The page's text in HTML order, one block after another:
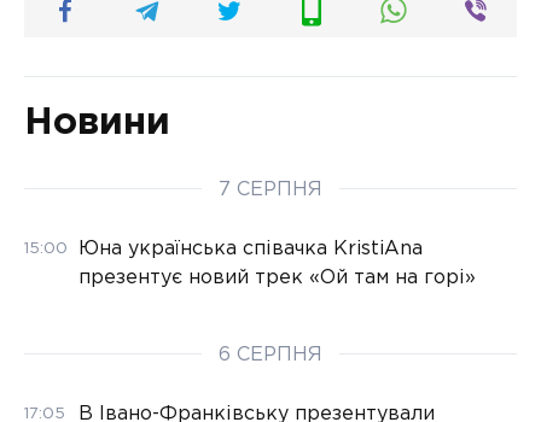
Новини
7 СЕРПНЯ
15:00
Юна українська співачка KristiAna
презентує новий трек «Ой там на горі»
6 СЕРПНЯ
17:05
В Івано-Франківську презентували